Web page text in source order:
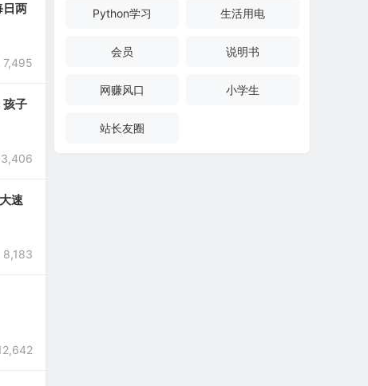
日两
7,495
孩子
速
8,183
Python学习 生活用电
会员 说明书
网赚风口 小学生
站长友圈